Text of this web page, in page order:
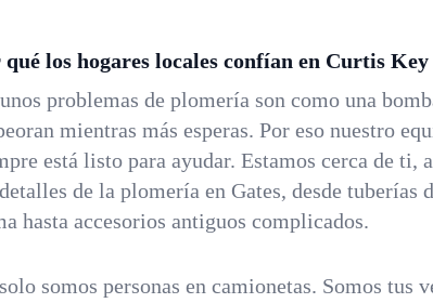
qué los hogares locales confían en Curtis
problemas de plomería son como una
mientras más esperas. Por eso nuestro
está listo para ayudar. Estamos cerca de ti,
de la plomería en Gates, desde tuberías
hasta accesorios antiguos complicados.
somos personas en camionetas. Somos tus